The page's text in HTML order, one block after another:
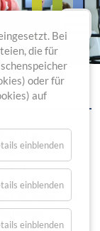
ist ein
von
in
ein starkes
Vorteile sind
Bei
die für
oder für
auf
einblenden
einblenden
einblenden